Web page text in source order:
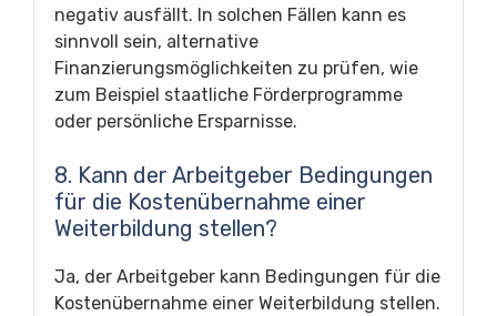
negativ ausfällt. In solchen Fällen kann es
sinnvoll sein, alternative
Finanzierungsmöglichkeiten zu prüfen, wie
zum Beispiel staatliche Förderprogramme
oder persönliche Ersparnisse.
8. Kann der Arbeitgeber Bedingungen
für die Kostenübernahme einer
Weiterbildung stellen?
Ja, der Arbeitgeber kann Bedingungen für die
Kostenübernahme einer Weiterbildung stellen.